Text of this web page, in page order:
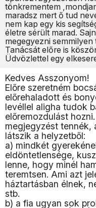
tönkrementem
maradsz mert ő tud
nem kap egy kis
életre sérült marad.
megegyezni
Tanácsát előre is
Üdvözlettel egy
Kedves Asszonyom!
Előre szeretném
előrehaladott és
levéllel aligha tudok
előremozdulást
megjegyzést tennék,
látszik a helyzetből:
a) mindkét
eldöntetlensége,
lenne, hogy minél
teremtsen. Ami azt
háztartásban élnek,
stb.
b) a fia ugyan sok